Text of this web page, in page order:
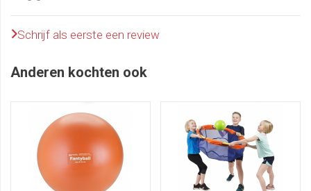
Schrijf als eerste een review
Anderen kochten ook